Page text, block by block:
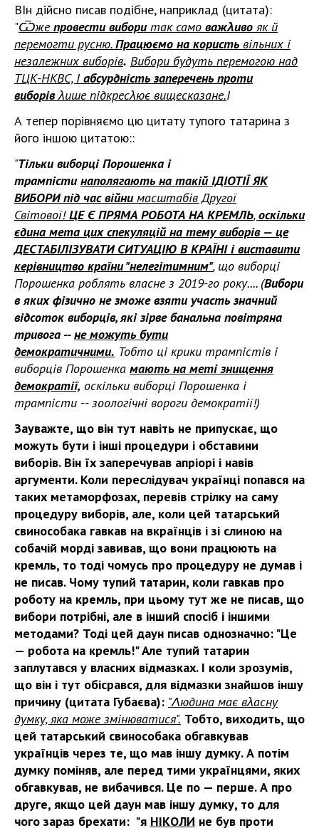
ВІн дійсно писав подібне, наприклад (цитата):
"Ѿжепровести вибори так само важλиво як й
перемогти русню.Працюємо на користь вільних і
незалежних виборів. Вибори будуть перемогою над
ТЦК-НКВС, Іабсурдність заперечень проти
виборівλише підкресλює вищесказане.І
А тепер порівняємо цю цитату тупого татарина з
його іншою цитатою::
"Тільки виборці Порошенка і
трампістинаполягають на такій ІДІОТІЇ ЯК
ВИБОРИ під час війнимасштабів Другої
Світової!ЦЕ Є ПРЯМА РОБОТА НА КРЕМЛЬ,оскільки
єдина мета цих спекуляцій на тему виборів — це
ДЕСТАБІЛІЗУВАТИ СИТУАЦІЮ В КРАЇНІ і виставити
керівництво країни "нелегітимним", що виборці
Порошенка роблять власне з 2019-го року.... (Вибори
в яких фізично не зможе взяти участь значний
відсоток виборців, які зірве банальна повітряна
тривога --не можуть бути
демократичними. Тобто ці крики трампістів і
виборців Порошенка мають на меті знищення
демократії, оскільки виборці Порошенка і
трампісти -- зоологічні вороги демократії!)
Зауважте, що він тут навіть не припускає, що
можуть бути і інші процедури і обставини
виборів. Він їх заперечував апріорі і навів
аргументи. Коли переслідувач українці попався на
таких метаморфозах, перевів стрілку на саму
процедуру виборів, але, коли цей татарський
свинособака гавкав на вкраїнців і зі слиною на
собачій морді завивав, що вони працюють на
кремль, то тоді чомусь про процедуру не думав і
не писав. Чому тупий татарин, коли гавкав про
роботу на кремль, при цьому тут же не писав, що
вибори потрібні, але в інший спосіб і іншими
методами? Тоді цей даун писав однозначно: "Це
— робота на кремль!" Але тупий татарин
заплутався у власних відмазках. І коли зрозумів,
що він і тут обісрався, для відмазки знайшов іншу
причину (цитата Губаєва): "Λюдина має вλасну
думку, яка може змінюватися". Тобто, виходить, що
цей татарський свинособака обгавкував
українців через те, що мав іншу думку. А потім
думку поміняв, але перед тими українцями, яких
обгавкував, не вибачився. Це по — перше. А про
друге, якщо цей даун мав іншу думку, то для
чого зараз брехати: "я НІКОЛИ не був проти